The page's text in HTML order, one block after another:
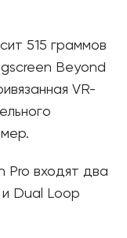
515 граммов
Beyond
VR-
Pro входят два
Dual Loop